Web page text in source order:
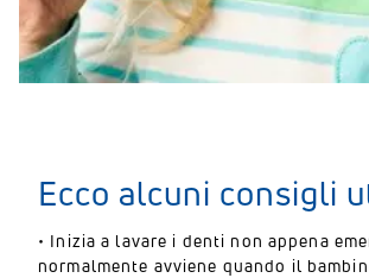
Ecco alcuni consigli
• Inizia a lavare i denti non appena
normalmente avviene quando il